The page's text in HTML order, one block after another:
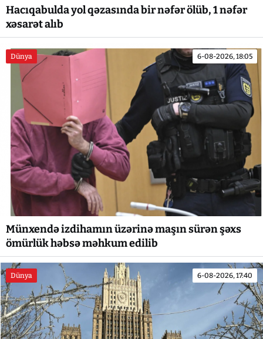
Hacıqabulda yol qəzasında bir nəfər ölüb, 1 nəfər
xəsarət alıb
Dünya 6-08-2026, 18:05
Münxendə izdihamın üzərinə maşın sürən şəxs
ömürlük həbsə məhkum edilib
Dünya 6-08-2026, 17:40